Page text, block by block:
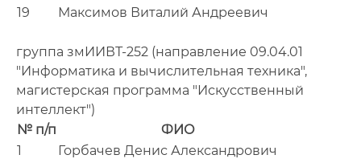
19
Максимов Виталий Андреевич
группа змИИВТ-252 (направление 09.04.01
"Информатика и вычислительная техника",
магистерская программа "Искусственный
интеллект")
№ п/п
ФИО
1
Горбачев Денис Александрович